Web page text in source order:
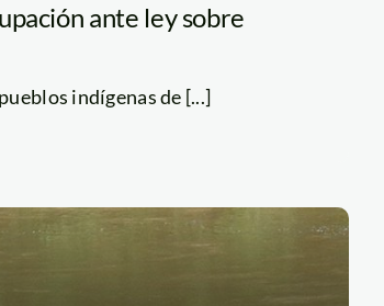
ante ley sobre
indígenas de [...]